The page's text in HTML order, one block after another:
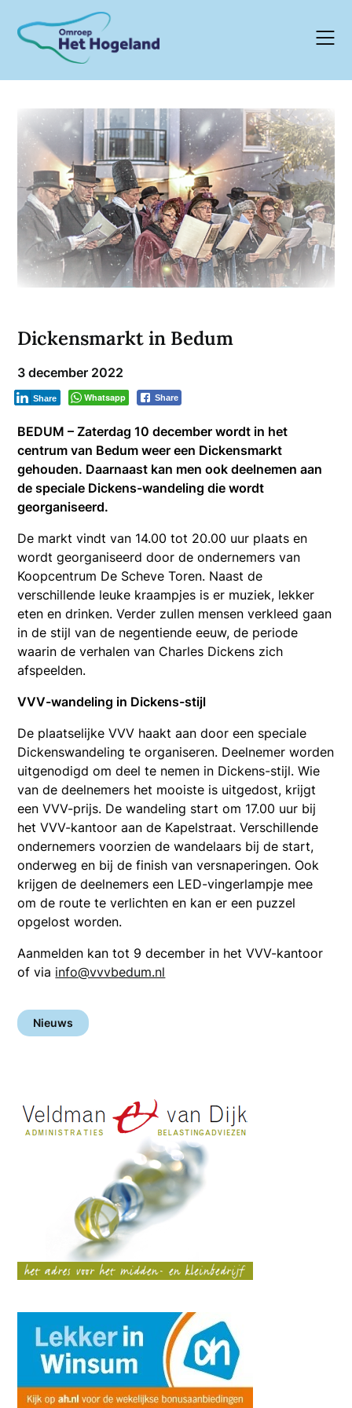
content
Dickensmarkt in Bedum
3 december 2022
Whatsapp Share
Share
BEDUM – Zaterdag 10 december wordt in het
centrum van Bedum weer een Dickensmarkt
gehouden. Daarnaast kan men ook deelnemen aan
de speciale Dickens-wandeling die wordt
georganiseerd.
De markt vindt van 14.00 tot 20.00 uur plaats en
wordt georganiseerd door de ondernemers van
Koopcentrum De Scheve Toren. Naast de
verschillende leuke kraampjes is er muziek, lekker
eten en drinken. Verder zullen mensen verkleed gaan
in de stijl van de negentiende eeuw, de periode
waarin de verhalen van Charles Dickens zich
afspeelden.
VVV-wandeling in Dickens-stijl
De plaatselijke VVV haakt aan door een speciale
Dickenswandeling te organiseren. Deelnemer worden
uitgenodigd om deel te nemen in Dickens-stijl. Wie
van de deelnemers het mooiste is uitgedost, krijgt
een VVV-prijs. De wandeling start om 17.00 uur bij
het VVV-kantoor aan de Kapelstraat. Verschillende
ondernemers voorzien de wandelaars bij de start,
onderweg en bij de finish van versnaperingen. Ook
krijgen de deelnemers een LED-vingerlampje mee
om de route te verlichten en kan er een puzzel
opgelost worden.
Aanmelden kan tot 9 december in het VVV-kantoor
of via info@vvvbedum.nl
Nieuws